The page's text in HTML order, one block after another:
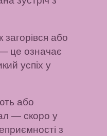
загорівся або
це означає
успіх у
або
— скоро у
з